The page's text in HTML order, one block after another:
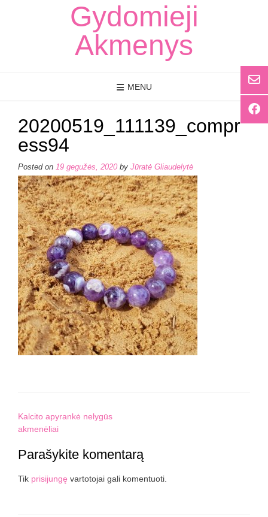
Gydomieji
Akmenys
MENU
20200519_111139_compr
ess94
Posted on 19 gegužės, 2020 by Jūratė Gliaudelytė
Post
navigation
Kalcito apyrankė nelygūs
akmenėliai
Parašykite komentarą
Tik prisijungę vartotojai gali komentuoti.